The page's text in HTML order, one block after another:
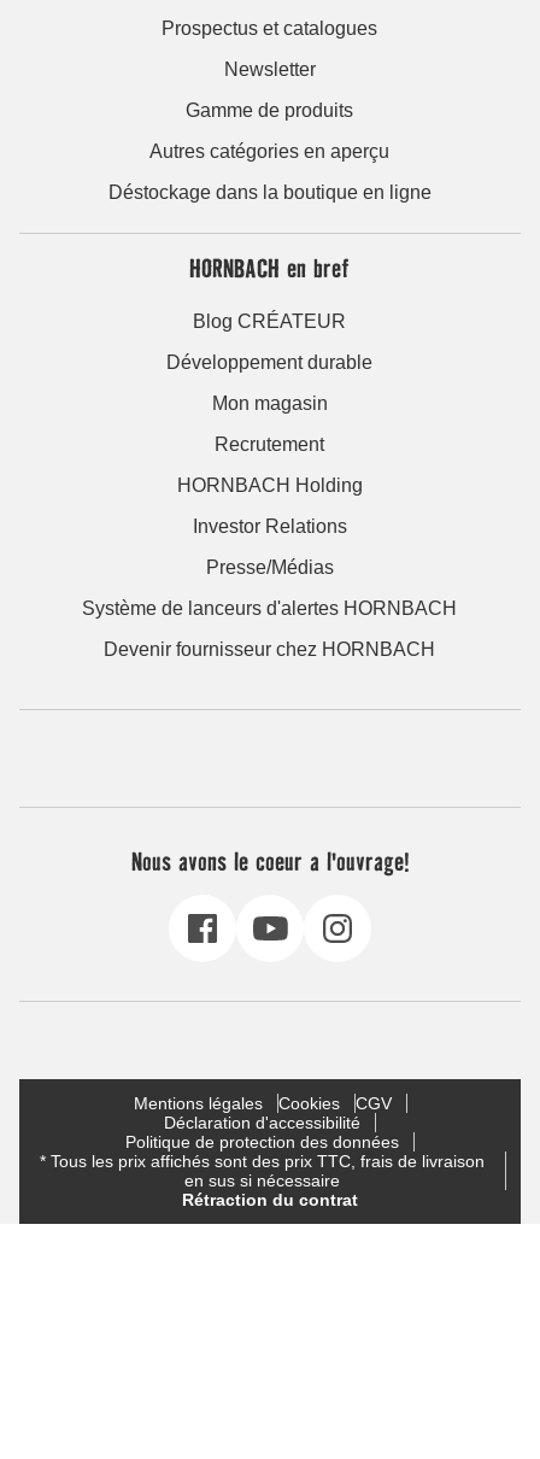
Prospectus et catalogues
Newsletter
Gamme de produits
Autres catégories en aperçu
Déstockage dans la boutique en ligne
HORNBACH en bref
Blog CRÉATEUR
Développement durable
Mon magasin
Recrutement
HORNBACH Holding
Investor Relations
Presse/Médias
Système de lanceurs d'alertes HORNBACH
Devenir fournisseur chez HORNBACH
Nous avons le coeur a l'ouvrage!
Mentions légales Cookies
CGV
Déclaration d'accessibilité
Politique de protection des données
* Tous les prix affichés sont des prix TTC, frais de livraison
en sus si nécessaire
Rétraction du contrat